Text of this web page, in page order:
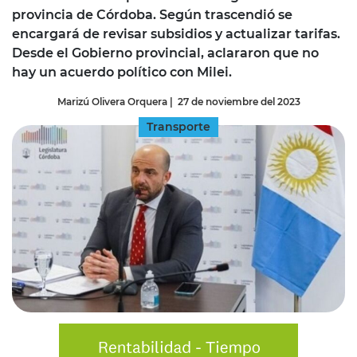
provincia de Córdoba. Según trascendió se
encargará de revisar subsidios y actualizar tarifas.
Desde el Gobierno provincial, aclararon que no
hay un acuerdo político con Milei.
Marizú Olivera Orquera| 27 de noviembre del 2023
Transporte